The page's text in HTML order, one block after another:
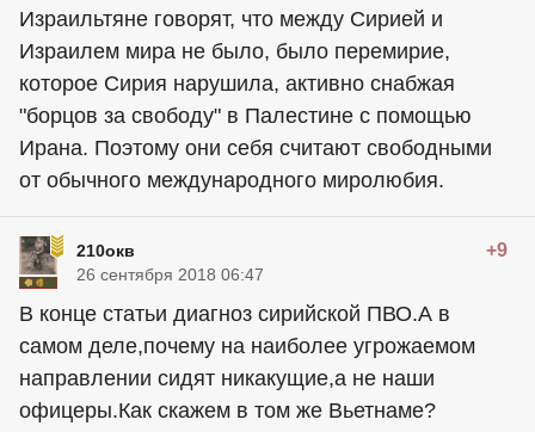
Израильтяне говорят, что между Сирией и
Израилем мира не было, было перемирие,
которое Сирия нарушила, активно снабжая
"борцов за свободу" в Палестине с помощью
Ирана. Поэтому они себя считают свободными
от обычного международного миролюбия.
210окв +9
26 сентября 2018 06:47
В конце статьи диагноз сирийской ПВО.А в
самом деле,почему на наиболее угрожаемом
направлении сидят никакущие,а не наши
офицеры.Как скажем в том же Вьетнаме?